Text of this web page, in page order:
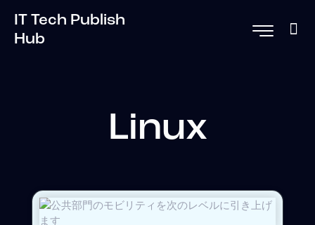
IT Tech Publish
Hub
Linux